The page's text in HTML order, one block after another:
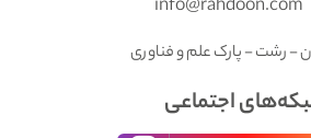
- رشت - پارک علم و فناوری
اجتماعی